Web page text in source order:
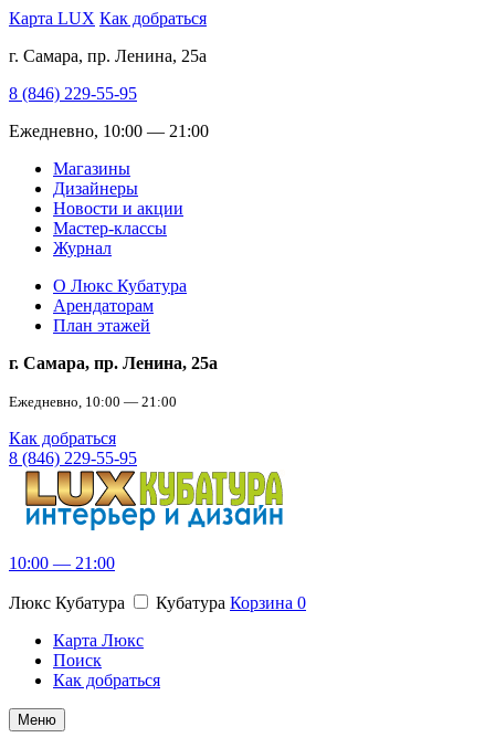
Карта LUX Как добраться
г. Самара, пр. Ленина, 25а
8 (846) 229-55-95
Ежедневно, 10:00 — 21:00
Магазины
Дизайнеры
Новости и акции
Мастер-классы
Журнал
О Люкс Кубатура
Арендаторам
План этажей
г. Самара, пр. Ленина, 25а
Ежедневно, 10:00 — 21:00
Как добраться
8 (846) 229-55-95
10:00 — 21:00
Люкс Кубатура Кубатура Корзина 0
Карта Люкс
Поиск
Как добраться
Меню